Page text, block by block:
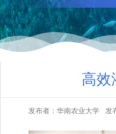
高效
发布者：华南农业大学 发